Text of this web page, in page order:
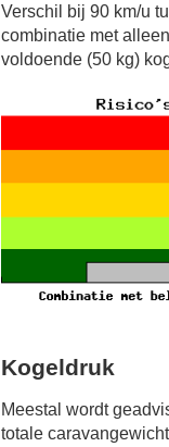
Verschil bij 90 km/u
combinatie met
voldoende (50 kg)
Kogeldruk
Meestal wordt
totale